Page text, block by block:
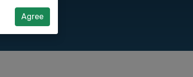
Agree